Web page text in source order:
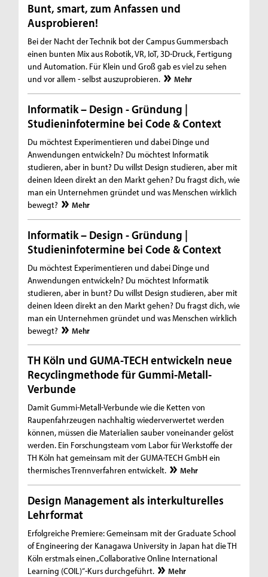
Bunt, smart, zum Anfassen und
Ausprobieren!
Bei der Nacht der Technik bot der Campus Gummersbach
einen bunten Mix aus Robotik, VR, IoT, 3D-Druck, Fertigung
und Automation. Für Klein und Groß gab es viel zu sehen
und vor allem - selbst auszuprobieren.
Mehr
Informatik – Design - Gründung |
Studieninfotermine bei Code & Context
Du möchtest Experimentieren und dabei Dinge und
Anwendungen entwickeln? Du möchtest Informatik
studieren, aber in bunt? Du willst Design studieren, aber mit
deinen Ideen direkt an den Markt gehen? Du fragst dich, wie
man ein Unternehmen gründet und was Menschen wirklich
bewegt?
Mehr
Informatik – Design - Gründung |
Studieninfotermine bei Code & Context
Du möchtest Experimentieren und dabei Dinge und
Anwendungen entwickeln? Du möchtest Informatik
studieren, aber in bunt? Du willst Design studieren, aber mit
deinen Ideen direkt an den Markt gehen? Du fragst dich, wie
man ein Unternehmen gründet und was Menschen wirklich
bewegt?
Mehr
TH Köln und GUMA-TECH entwickeln neue
Recyclingmethode für Gummi-Metall-
Verbunde
Damit Gummi-Metall-Verbunde wie die Ketten von
Raupenfahrzeugen nachhaltig wiederverwertet werden
können, müssen die Materialien sauber voneinander gelöst
werden. Ein Forschungsteam vom Labor für Werkstoffe der
TH Köln hat gemeinsam mit der GUMA-TECH GmbH ein
thermisches Trennverfahren entwickelt.
Mehr
Design Management als interkulturelles
Lehrformat
Erfolgreiche Premiere: Gemeinsam mit der Graduate School
of Engineering der Kanagawa University in Japan hat die TH
Köln erstmals einen „Collaborative Online International
Learning (COIL)“-Kurs durchgeführt.
Mehr